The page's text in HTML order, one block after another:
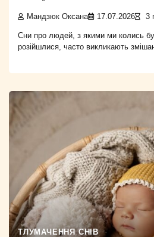
Мандзюк Оксана 17.07.2026 3
Сни про людей, з якими ми колись
розійшлися, часто викликають
ТЛУМАЧЕННЯ СНІВ